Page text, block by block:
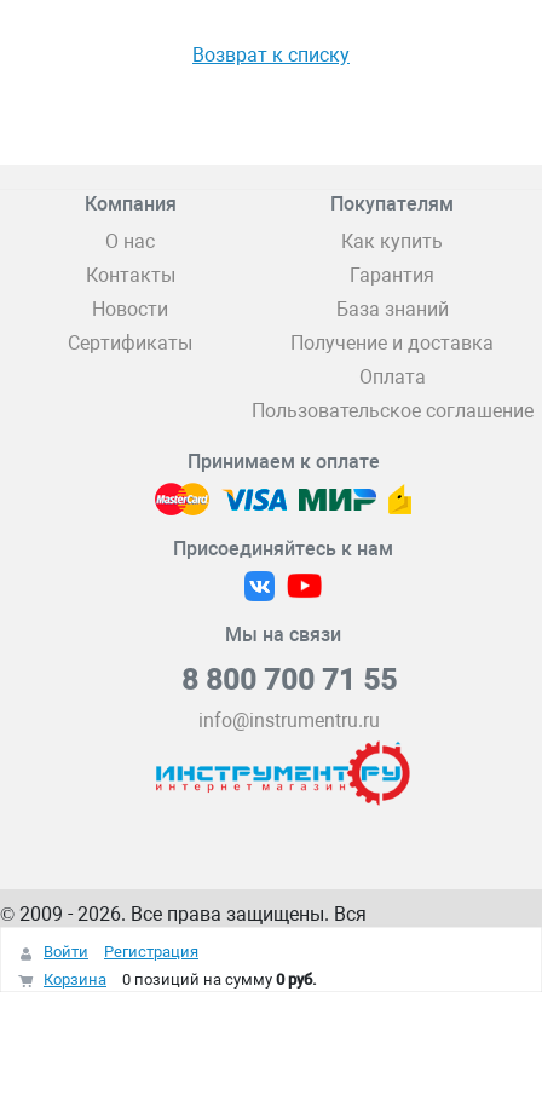
Возврат к списку
Компания
О нас
Контакты
Новости
Сертификаты
Покупателям
Как купить
Гарантия
База знаний
Получение и доставка
Оплата
Пользовательское соглашение
Принимаем к оплате
Присоединяйтесь к нам
Мы на связи
8 800 700 71 55
info@instrumentru.ru
© 2009 - 2026. Все права защищены. Вся
информация на сайте – собственность
интернет-магазина
Войти
Регистрация
Корзина
0 позиций на сумму 0 руб.